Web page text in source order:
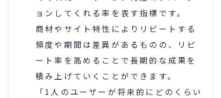
ョンしてくれる率を表す指標です。
商材やサイト特性によりリピートする
頻度や期間は差異があるものの、リピ
ート率を高めることで長期的な成果を
積み上げていくことができます。
「1人のユーザーが将来的にどのくらい